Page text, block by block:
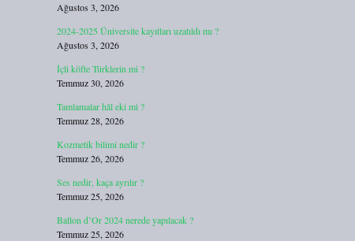
Ağustos 3, 2026
2024-2025 Üniversite kayıtları uzatıldı mı ?
Ağustos 3, 2026
İçli köfte Türklerin mi ?
Temmuz 30, 2026
Tamlamalar hâl eki mi ?
Temmuz 28, 2026
Kozmetik bilimi nedir ?
Temmuz 26, 2026
Ses nedir, kaça ayrılır ?
Temmuz 25, 2026
Ballon d’Or 2024 nerede yapılacak ?
Temmuz 25, 2026